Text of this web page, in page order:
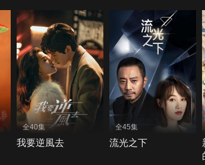
全40集
我要逆風去
全45集
流光之下